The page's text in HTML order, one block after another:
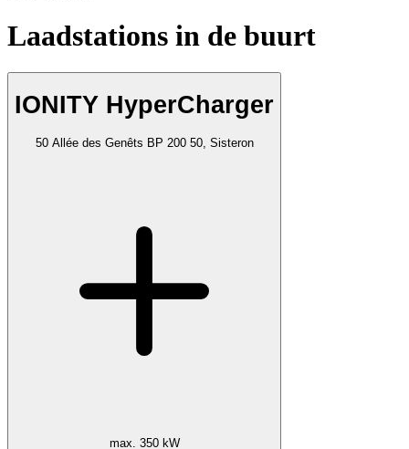
Laadstations in de buurt
IONITY HyperCharger
50 Allée des Genêts BP 200 50, Sisteron
max. 350 kW